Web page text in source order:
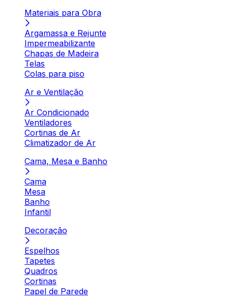
Materiais para Obra
Argamassa e Rejunte
Impermeabilizante
Chapas de Madeira
Telas
Colas para piso
Ar e Ventilação
Ar Condicionado
Ventiladores
Cortinas de Ar
Climatizador de Ar
Cama, Mesa e Banho
Cama
Mesa
Banho
Infantil
Decoração
Espelhos
Tapetes
Quadros
Cortinas
Papel de Parede